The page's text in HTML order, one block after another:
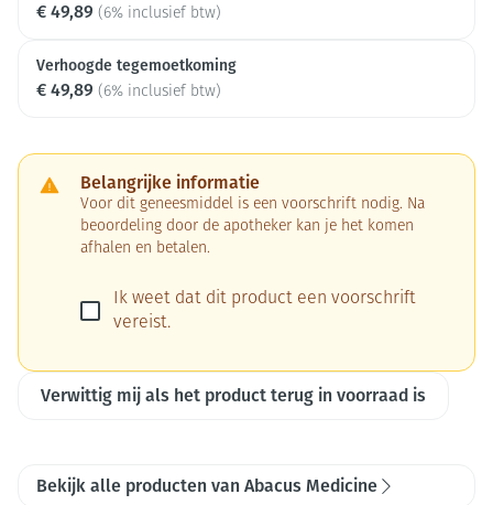
€ 49,89 (6% inclusief btw)
Verhoogde tegemoetkoming
€ 49,89 (6% inclusief btw)
Belangrijke informatie
Voor dit geneesmiddel is een voorschrift nodig. Na
beoordeling door de apotheker kan je het komen
afhalen en betalen.
Ik weet dat dit product een voorschrift
vereist.
Verwittig mij als het product terug in voorraad is
Bekijk alle producten van Abacus Medicine